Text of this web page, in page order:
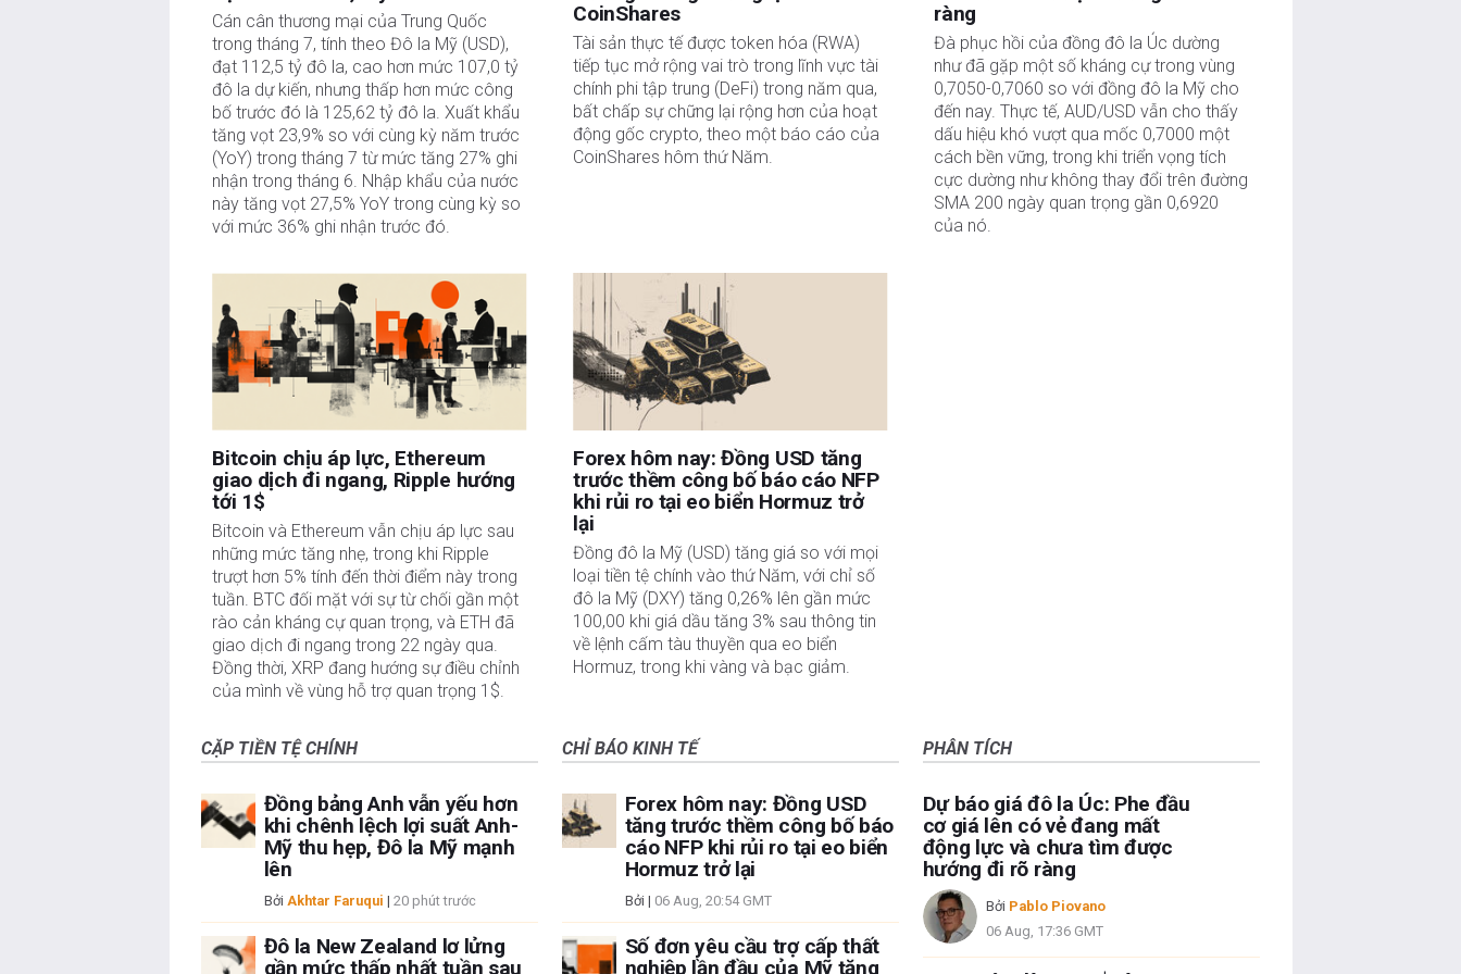
Cán cân thương mại của Trung Quốc
trong tháng 7, tính theo Đô la Mỹ (USD),
đạt 112,5 tỷ đô la, cao hơn mức 107,0 tỷ
đô la dự kiến, nhưng thấp hơn mức công
bố trước đó là 125,62 tỷ đô la. Xuất khẩu
tăng vọt 23,9% so với cùng kỳ năm trước
(YoY) trong tháng 7 từ mức tăng 27% ghi
nhận trong tháng 6. Nhập khẩu của nước
này tăng vọt 27,5% YoY trong cùng kỳ so
với mức 36% ghi nhận trước đó.
CoinShares
Tài sản thực tế được token hóa (RWA)
tiếp tục mở rộng vai trò trong lĩnh vực tài
chính phi tập trung (DeFi) trong năm qua,
bất chấp sự chững lại rộng hơn của hoạt
động gốc crypto, theo một báo cáo của
CoinShares hôm thứ Năm.
ràng
Đà phục hồi của đồng đô la Úc dường
như đã gặp một số kháng cự trong vùng
0,7050-0,7060 so với đồng đô la Mỹ cho
đến nay. Thực tế, AUD/USD vẫn cho thấy
dấu hiệu khó vượt qua mốc 0,7000 một
cách bền vững, trong khi triển vọng tích
cực dường như không thay đổi trên đường
SMA 200 ngày quan trọng gần 0,6920
của nó.
Bitcoin chịu áp lực, Ethereum
giao dịch đi ngang, Ripple hướng
tới 1$
Bitcoin và Ethereum vẫn chịu áp lực sau
những mức tăng nhẹ, trong khi Ripple
trượt hơn 5% tính đến thời điểm này trong
tuần. BTC đối mặt với sự từ chối gần một
rào cản kháng cự quan trọng, và ETH đã
giao dịch đi ngang trong 22 ngày qua.
Đồng thời, XRP đang hướng sự điều chỉnh
của mình về vùng hỗ trợ quan trọng 1$.
Forex hôm nay: Đồng USD tăng
trước thềm công bố báo cáo NFP
khi rủi ro tại eo biển Hormuz trở
lại
Đồng đô la Mỹ (USD) tăng giá so với mọi
loại tiền tệ chính vào thứ Năm, với chỉ số
đô la Mỹ (DXY) tăng 0,26% lên gần mức
100,00 khi giá dầu tăng 3% sau thông tin
về lệnh cấm tàu ​​thuyền qua eo biển
Hormuz, trong khi vàng và bạc giảm.
CẶP TIỀN TỆ CHÍNH
Đồng bảng Anh vẫn yếu hơn
khi chênh lệch lợi suất Anh-
Mỹ thu hẹp, Đô la Mỹ mạnh
lên
Bởi Akhtar Faruqui | 20 phút trước
Đô la New Zealand lơ lửng
gần mức thấp nhất tuần sau
CHỈ BÁO KINH TẾ
Forex hôm nay: Đồng USD
tăng trước thềm công bố báo
cáo NFP khi rủi ro tại eo biển
Hormuz trở lại
Bởi | 06 Aug, 20:54 GMT
Số đơn yêu cầu trợ cấp thất
nghiệp lần đầu của Mỹ tăng
PHÂN TÍCH
Dự báo giá đô la Úc: Phe đầu
cơ giá lên có vẻ đang mất
động lực và chưa tìm được
hướng đi rõ ràng
Bởi Pablo Piovano
06 Aug, 17:36 GMT